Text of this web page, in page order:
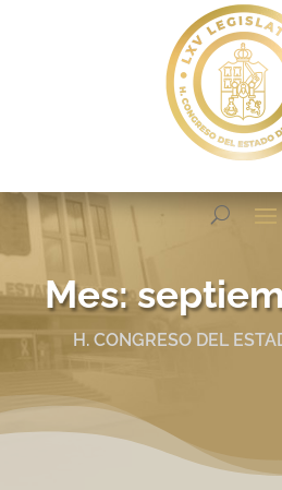
Mes:
H. CONGRESO DEL